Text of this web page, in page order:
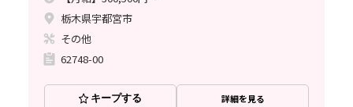
栃木県宇都宮市
その他
62748-00
キープする 詳細を見る